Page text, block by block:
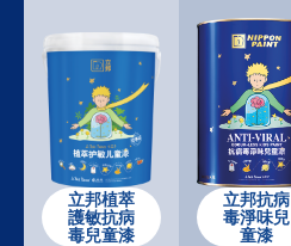
立邦植萃
護敏抗病
毒兒童漆
立邦抗病
毒淨味兒
童漆